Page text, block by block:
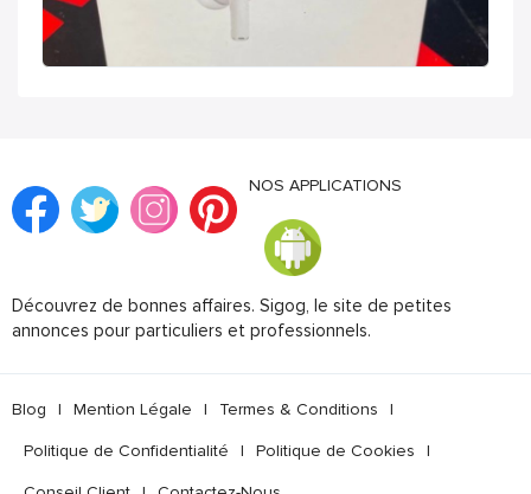
NOS APPLICATIONS
Découvrez de bonnes affaires. Sigog, le site de petites
annonces pour particuliers et professionnels.
Blog | Mention Légale | Termes & Conditions |
Politique de Confidentialité | Politique de Cookies |